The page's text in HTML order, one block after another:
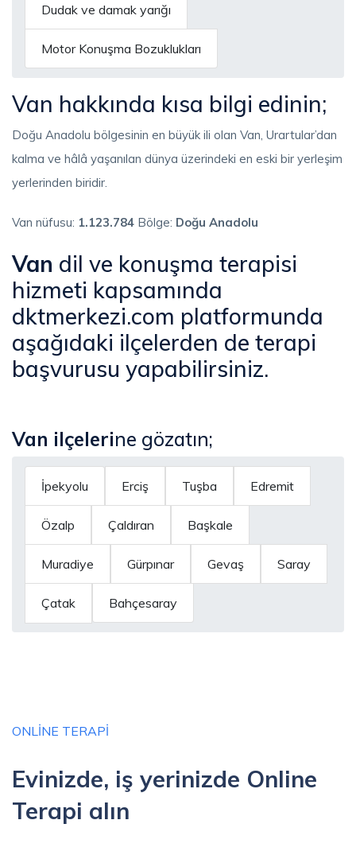
Dudak ve damak yarığı
Motor Konuşma Bozuklukları
Van hakkında kısa bilgi edinin;
Doğu Anadolu bölgesinin en büyük ili olan Van, Urartular’dan
kalma ve hâlâ yaşanılan dünya üzerindeki en eski bir yerleşim
yerlerinden biridir.
Van nüfusu: 1.123.784 Bölge: Doğu Anadolu
Van dil ve konuşma terapisi
hizmeti kapsamında
dktmerkezi.com platformunda
aşağıdaki ilçelerden de terapi
başvurusu yapabilirsiniz.
Van ilçelerine gözatın;
İpekyolu Erciş Tuşba Edremit
Özalp Çaldıran Başkale
Muradiye Gürpınar Gevaş Saray
Çatak Bahçesaray
ONLINE TERAPI
Evinizde, iş yerinizde Online
Terapi alın